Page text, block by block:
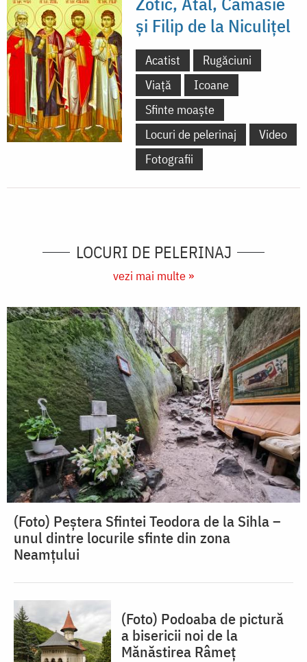
și Filip de la Niculițel
Acatist
Rugăciuni
Viață
Icoane
Sfinte moaște
Locuri de pelerinaj
Video
Fotografii
LOCURI DE PELERINAJ
vezi mai multe »
(Foto) Peștera Sfintei Teodora de la Sihla –
unul dintre locurile sfinte din zona
Neamțului
(Foto) Podoaba de pictură
a bisericii noi de la
Mănăstirea Râmeț